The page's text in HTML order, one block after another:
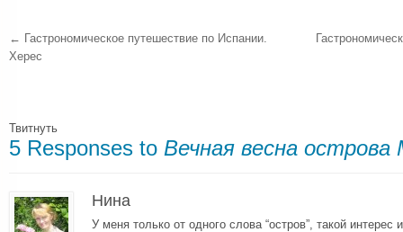
← Гастрономическое путешествие по Испании.
Херес
Твитнуть
5 Responses to Вечная весна острова
Нина
У меня только от одного слова “остров”, такой